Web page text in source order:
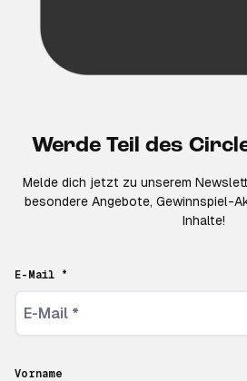
Werde Teil des
Melde dich jetzt zu unserem
besondere Angebote, Gewinnspiel-
Inhalte!
E-Mail *
Vorname